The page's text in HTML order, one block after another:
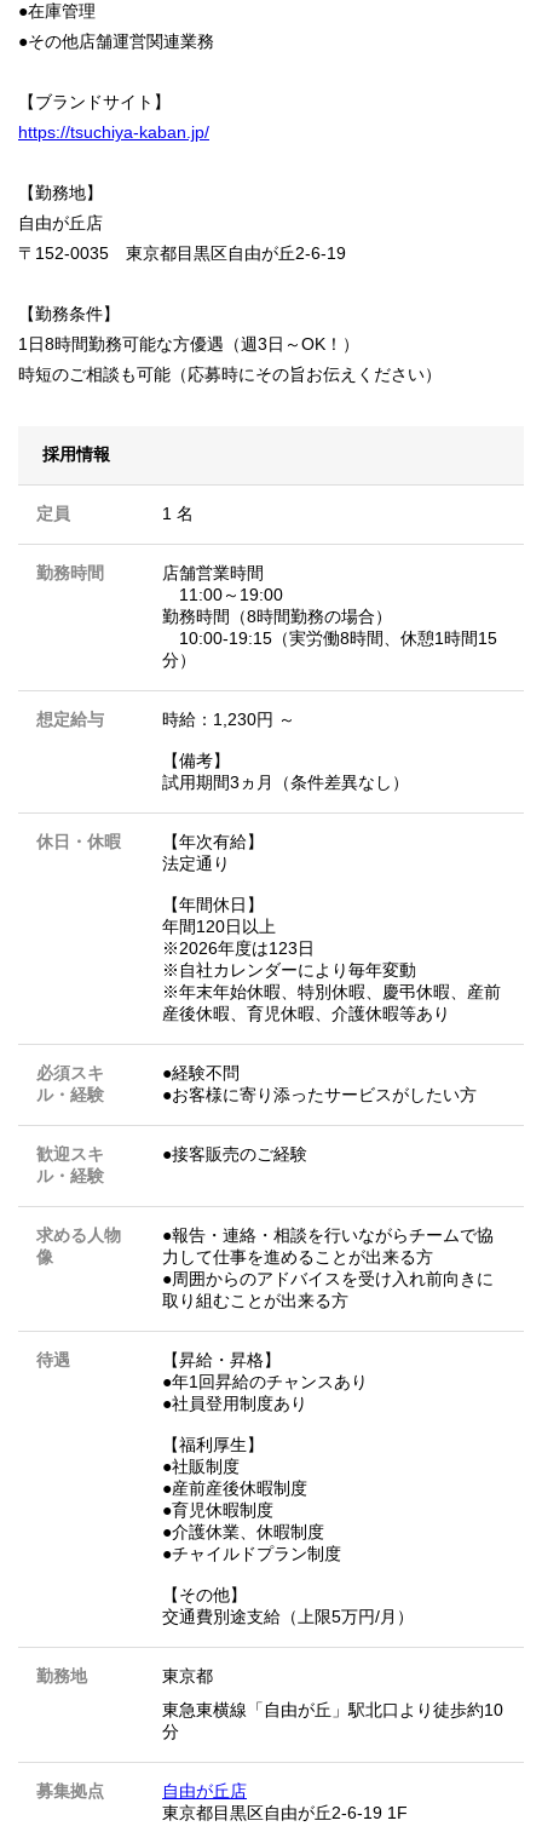
●在庫管理
●その他店舗運営関連業務
【ブランドサイト】
https://tsuchiya-kaban.jp/
【勤務地】
自由が丘店
〒152-0035 東京都目黒区自由が丘2-6-19
【勤務条件】
1日8時間勤務可能な方優遇（週3日～OK！）
時短のご相談も可能（応募時にその旨お伝えください）
採用情報
定員 1 名
勤務時間
店舗営業時間
11:00～19:00
勤務時間（8時間勤務の場合）
10:00-19:15（実労働8時間、休憩1時間15
分）
想定給与 時給：1,230円 ～
【備考】
試用期間3ヵ月（条件差異なし）
休日・休暇
【年次有給】
法定通り
【年間休日】
年間120日以上
※2026年度は123日
※自社カレンダーにより毎年変動
※年末年始休暇、特別休暇、慶弔休暇、産前
産後休暇、育児休暇、介護休暇等あり
必須スキ
ル・経験
●経験不問
●お客様に寄り添ったサービスがしたい方
歓迎スキ
ル・経験
●接客販売のご経験
求める人物
像
●報告・連絡・相談を行いながらチームで協
力して仕事を進めることが出来る方
●周囲からのアドバイスを受け入れ前向きに
取り組むことが出来る方
待遇
【昇給・昇格】
●年1回昇給のチャンスあり
●社員登用制度あり
【福利厚生】
●社販制度
●産前産後休暇制度
●育児休暇制度
●介護休業、休暇制度
●チャイルドプラン制度
【その他】
交通費別途支給（上限5万円/月）
勤務地
東京都
東急東横線「自由が丘」駅北口より徒歩約10
分
募集拠点
自由が丘店
東京都目黒区自由が丘2-6-19 1F